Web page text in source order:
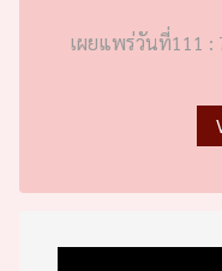
เผยแพร่วันที่111 :